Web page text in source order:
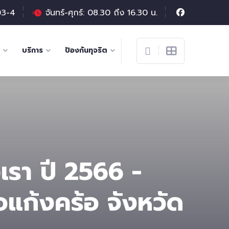
4 จันทร์-ศุกร์: 08.30 ถึง 16.30 น.
บริการ ป้องกันทุจริต
า ปี 2566 -
แก้งคร้อ จังหวัด